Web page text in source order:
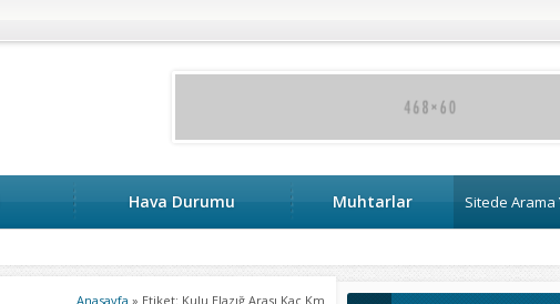
Hava Durumu Muhtarlar
Anasayfa » Etiket: Kulu Elazığ Arası Kaç Km